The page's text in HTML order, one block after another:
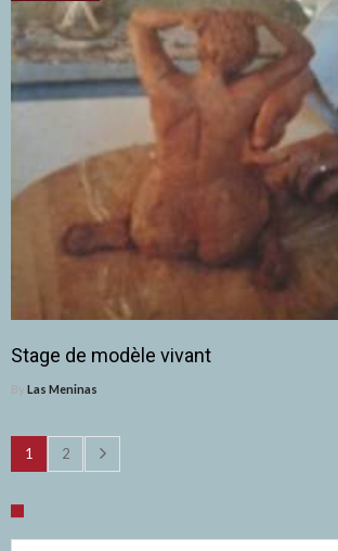
Stage de modèle vivant
By Las Meninas
1 2
Rechercher :